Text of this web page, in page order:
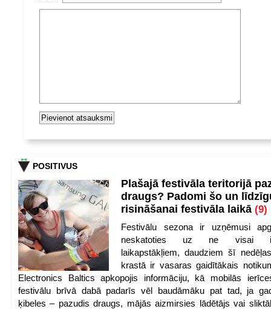
POSITIVUS
Plašajā festivāla teritorijā
draugs? Padomi šo un
risināšanai festivāla laikā (9)
Festivālu sezona ir uzņēmusi
neskatoties uz ne visai
laikapstākļiem, daudziem šī
krastā ir vasaras gaidītākais
Electronics Baltics apkopojis informāciju, kā mobilās
festivālu brīvā dabā padarīs vēl baudāmāku pat tad, ja
ķibeles – pazudis draugs, mājās aizmirsies lādētājs vai